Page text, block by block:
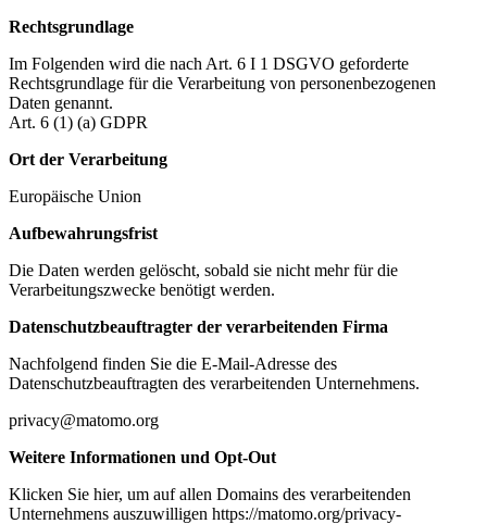
Rechtsgrundlage
Im Folgenden wird die nach Art. 6 I 1 DSGVO geforderte
Rechtsgrundlage für die Verarbeitung von personenbezogenen
Daten genannt.
Art. 6 (1) (a) GDPR
Ort der Verarbeitung
Europäische Union
Aufbewahrungsfrist
Die Daten werden gelöscht, sobald sie nicht mehr für die
Verarbeitungszwecke benötigt werden.
Datenschutzbeauftragter der verarbeitenden Firma
Nachfolgend finden Sie die E-Mail-Adresse des
Datenschutzbeauftragten des verarbeitenden Unternehmens.
privacy@matomo.org
Weitere Informationen und Opt-Out
Klicken Sie hier, um auf allen Domains des verarbeitenden
Unternehmens auszuwilligen https://matomo.org/privacy-